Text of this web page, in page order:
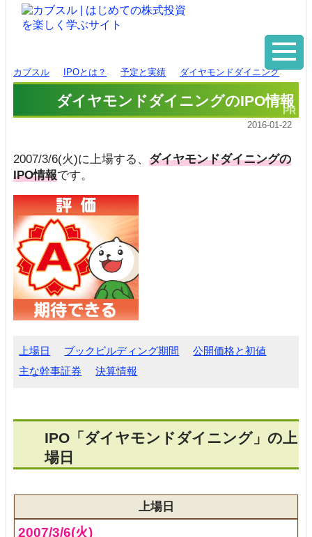
カブスル IPOとは？ 予定と実績 ダイヤモンドダイニング
ダイヤモンドダイニングのIPO情報
2016-01-22
2007/3/6(火)に上場する、 ダイヤモンドダイニングの
IPO情報です。
上場日 ブックビルディング期間
公開価格と初値
主な幹事証券
決算情報
IPO「ダイヤモンドダイニング」の上
場日
上場日
2007/3/6(火)